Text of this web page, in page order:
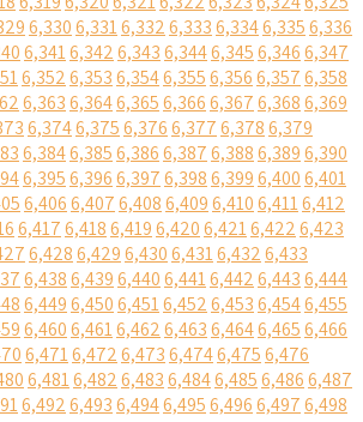
6,3306,3316,3326,3336,3346,3356,336
6,3416,3426,3436,3446,3456,3466,347
6,3526,3536,3546,3556,3566,3576,358
6,3636,3646,3656,3666,3676,3686,369
6,3746,3756,3766,3776,3786,379
6,3846,3856,3866,3876,3886,3896,390
6,3956,3966,3976,3986,3996,4006,401
6,4066,4076,4086,4096,4106,4116,412
6,4176,4186,4196,4206,4216,4226,423
6,4286,4296,4306,4316,4326,433
6,4386,4396,4406,4416,4426,4436,444
6,4496,4506,4516,4526,4536,4546,455
6,4606,4616,4626,4636,4646,4656,466
6,4716,4726,4736,4746,4756,476
6,4816,4826,4836,4846,4856,4866,487
6,4926,4936,4946,4956,4966,4976,498